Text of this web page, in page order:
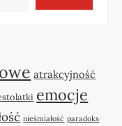
atrakcyjność
emocje
nieśmiałość paradoks